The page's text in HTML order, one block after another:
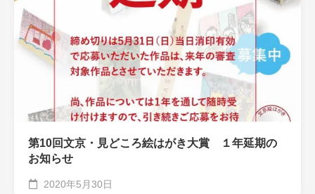
第10回文京・見どころ絵はがき大賞 １年延期の
お知らせ
2020年5月30日